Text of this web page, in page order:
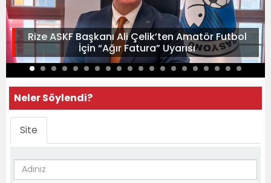
Rize ASKF Başkanı Ali Çelik’ten Amatör Futbol
İçin “Ağır Fatura” Uyarısı
Neler Söylendi?
Site